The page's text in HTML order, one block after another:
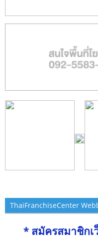
ThaiFranchiseCenter
* สมัครสมาชิก